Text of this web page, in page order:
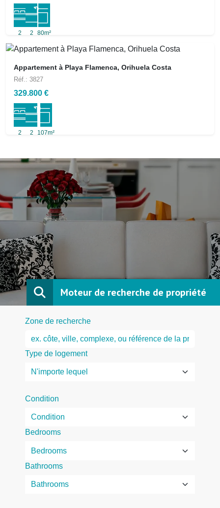
2 2 80m²
Appartement à Playa Flamenca, Orihuela Costa
Réf.: 3827
329.800 €
2 2 107m²
Moteur de recherche de propriété
Zone de recherche
Type de logement
Condition
Bedrooms
Bathrooms